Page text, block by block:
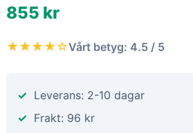
855 kr
★★★★☆Vårt betyg: 4.5 / 5
Leverans: 2-10 dagar
Frakt: 96 kr